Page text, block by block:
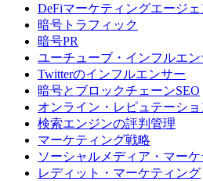
DeFiマーケティングエージ
暗号トラフィック
暗号PR
ユーチューブ・インフルエン
Twitterのインフルエンサー
暗号とブロックチェーンSEO
オンライン・レピュテーショ
検索エンジンの評判管理
マーケティング戦略
ソーシャルメディア・マー
レディット・マーケティング